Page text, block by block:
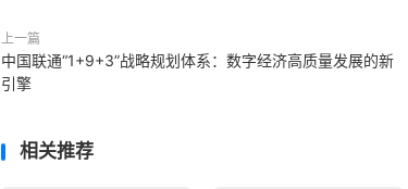
上一篇
中国联通“1+9+3”战略规划体系：数字经济高质量发展的新
引擎
相关推荐